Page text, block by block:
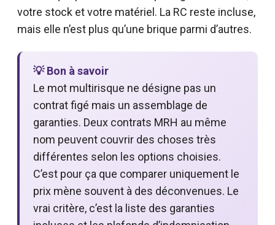
votre stock et votre matériel. La RC reste incluse,
mais elle n’est plus qu’une brique parmi d’autres.
💡 Bon à savoir
Le mot multirisque ne désigne pas un
contrat figé mais un assemblage de
garanties. Deux contrats MRH au même
nom peuvent couvrir des choses très
différentes selon les options choisies.
C’est pour ça que comparer uniquement le
prix mène souvent à des déconvenues. Le
vrai critère, c’est la liste des garanties